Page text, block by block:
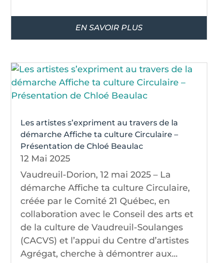
EN SAVOIR PLUS
Les artistes s’expriment au travers de la
démarche Affiche ta culture Circulaire –
Présentation de Chloé Beaulac
12 Mai 2025
Vaudreuil-Dorion, 12 mai 2025 – La
démarche Affiche ta culture Circulaire,
créée par le Comité 21 Québec, en
collaboration avec le Conseil des arts et
de la culture de Vaudreuil-Soulanges
(CACVS) et l’appui du Centre d’artistes
Agrégat, cherche à démontrer aux...